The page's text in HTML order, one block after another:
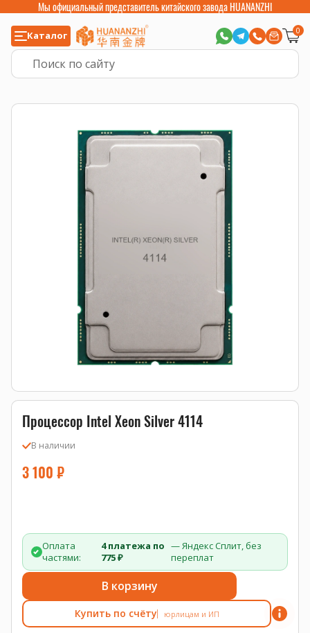
Мы официальный представитель китайского завода HUANANZHI
Каталог 0
Процессор Intel Xeon Silver 4114
В наличии
3 100 ₽
Оплата
частями:
4 платежа по
775 ₽
— Яндекс Сплит, без
переплат
В корзину
Купить по счёту юрлицам и ИП